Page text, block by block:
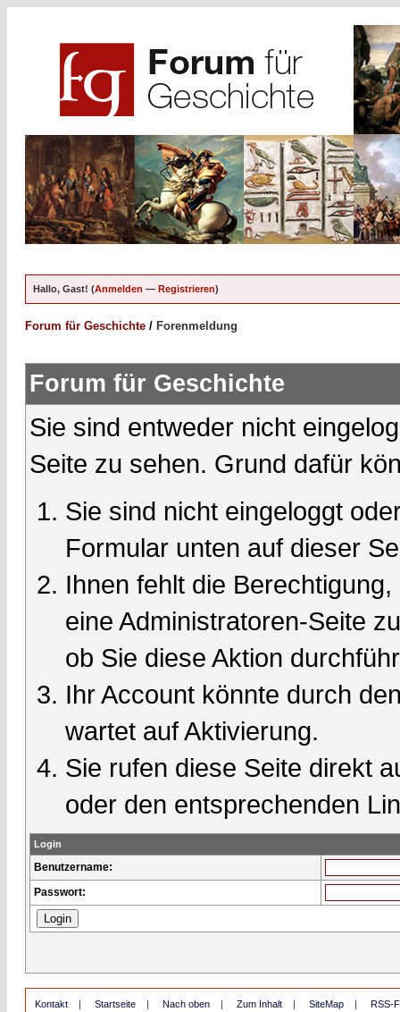
Hallo, Gast! (Anmelden — Registrieren)
Forum für Geschichte / Forenmeldung
Forum für Geschichte
Sie sind entweder nicht
Seite zu sehen. Grund dafür
Sie sind nicht eingeloggt
Formular unten auf dieser
Ihnen fehlt die
eine Administratoren-Seite
ob Sie diese Aktion
Ihr Account könnte durch
wartet auf Aktivierung.
Sie rufen diese Seite direkt
oder den entsprechenden
Login
Benutzername:
Passwort:
Kontakt | Startseite | Nach oben | Zum Inhalt | SiteMap | RSS-